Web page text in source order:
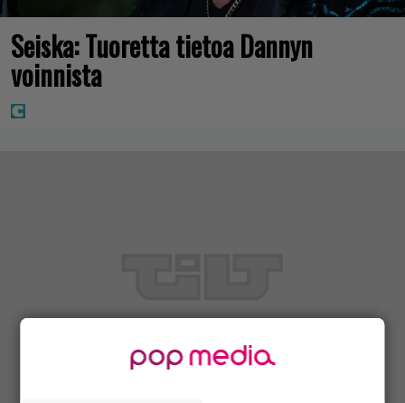
Seiska: Tuoretta tietoa Dannyn
voinnista